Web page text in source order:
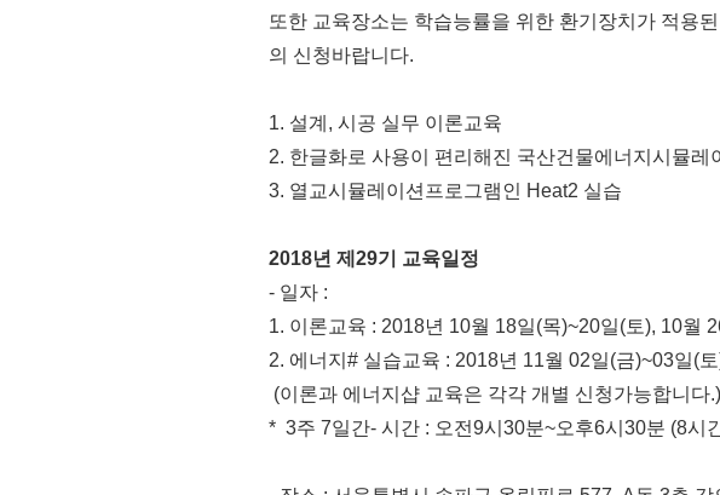
또한 교육장소는 학습능률을 위한 환기장치가 적용
의 신청바랍니다.
1. 설계, 시공 실무 이론교육
2. 한글화로 사용이 편리해진 국산건물에너지시뮬
3. 열교시뮬레이션프로그램인 Heat2 실습
2018년 제29기 교육일정
- 일자 :
1. 이론교육 : 2018년 10월 18일(목)~20일(토), 10월
2. 에너지# 실습교육 : 2018년 11월 02일(금)~03일(
(이론과 에너지샵 교육은 각각 개별 신청가능합니다.)
* 3주 7일간- 시간 : 오전9시30분~오후6시30분 (8시